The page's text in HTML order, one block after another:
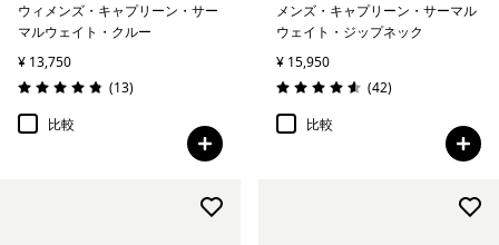
ウィメンズ・キャプリーン・サー
マルウェイト・クルー
¥ 13,750
評価: 4.8 / 5
(13レビュー
)
比較
メンズ・キャプリーン・サーマル
ウェイト・ジップネック
¥ 15,950
評価: 4.6 / 5
(42レビュー
)
比較